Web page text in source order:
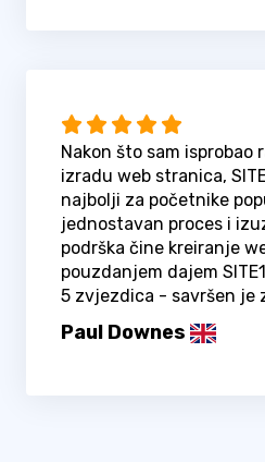
Nakon što sam isprobao
izradu web stranica,
najbolji za početnike
jednostavan proces i
podrška čine kreiranje
pouzdanjem dajem
5 zvjezdica - savršen je
Paul Downes